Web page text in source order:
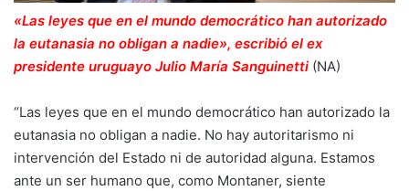
«Las leyes que en el mundo democrático han autorizado
la eutanasia no obligan a nadie», escribió el ex
presidente uruguayo Julio María Sanguinetti (NA)
“Las leyes que en el mundo democrático han autorizado la
eutanasia no obligan a nadie. No hay autoritarismo ni
intervención del Estado ni de autoridad alguna. Estamos
ante un ser humano que, como Montaner, siente